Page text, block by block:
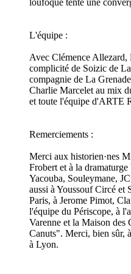
loufoque tente une
L'équipe :
Avec Clémence
complicité de Soizic de
compagnie de La
Charlie Marcelet au mix
et toute l'équipe d'ARTE
Remerciements :
Merci aux historien·nes
Frobert et à la
Yacouba, Souleymane,
aussi à Youssouf Circé et
Paris, à Jerome Pimot,
l'équipe du Périscope, à
Varenne et la Maison des
Canuts". Merci, bien sûr,
à Lyon.